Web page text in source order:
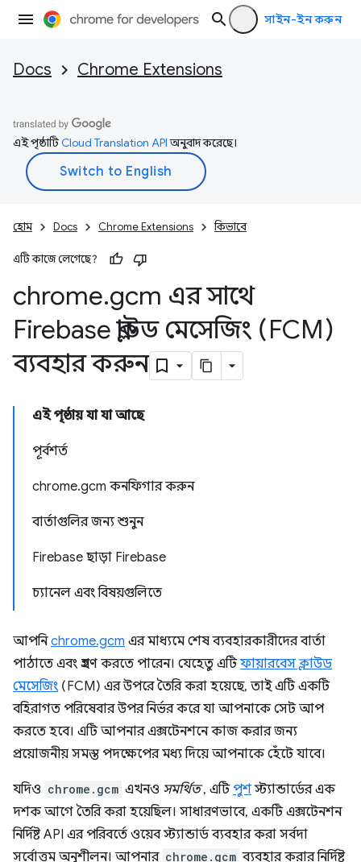
সাইন-ইন করুন
Docs Chrome Extensions
এই পৃষ্ঠাটিCloud Translation APIঅনুবাদ করেছে।
হোম Docs Chrome Extensions কিভাবে
এটি কাজে লেগেছে?
chrome.gcm এর সাথে
Firebase ক্লাউড মেসেজিং (FCM)
ব্যবহার করুন
এই পৃষ্ঠায় যা যা আছে
পূর্বশর্ত
chrome.gcm কনফিগার করুন
বার্তাগুলির জন্য শুনুন
Firebase ছাড়া Firebase
চ্যানেল এবং বিষয়গুলিতে
আপনিchrome.gcm এর মাধ্যমে শেষ ব্যবহারকারীদের বার্তা
পাঠাতে এবং গ্রহণ করতে পারেন। যেহেতু এটিফায়ারবেস ক্লাউড
মেসেজিং (FCM) এর উপরে তৈরি করা হয়েছে, তাই এটি একটি
বহিরাগত পরিষেবার উপর নির্ভর করে যা আপনাকে সেট আপ
করতে হবে। এটি আপনার এক্সটেনশনে কাজ করার জন্য
প্রয়োজনীয় সমস্ত পদক্ষেপের মধ্য দিয়ে আপনাকে হেঁটে যাবে।
যদিও chrome.gcm এখনও সমর্থিত, এটিপুশস্ট্যান্ডার্ডের এক
দশক আগে তৈরি করা হয়েছিল। সাধারণভাবে, একটি এক্সটেনশন
নির্দিষ্ট API এর পরিবর্তে ওয়েব স্ট্যান্ডার্ড ব্যবহার করা সর্বদা
সর্বোত্তম অনুশীলন। আপনার chrome.gcm ব্যবহার করার নির্দিষ্ট